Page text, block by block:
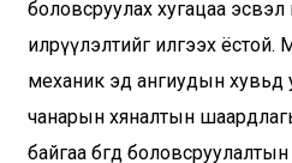
боловсруулах хугацаа
илрүүлэлтийг илгээх ёстой.
механик эд ангиудын хувьд
чанарын хяналтын
байгаа бөгөөд